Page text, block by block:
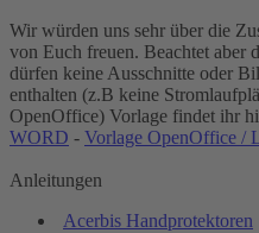
Wir würden uns sehr über die
von Euch freuen. Beachtet aber
dürfen keine Ausschnitte oder
enthalten (z.B keine
OpenOffice) Vorlage findet ihr
WORD - Vorlage OpenOffice /
Anleitungen
Acerbis Handprotektoren